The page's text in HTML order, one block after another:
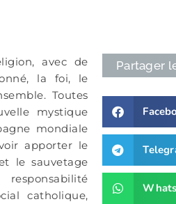
avec de
la foi, le
Toutes
mystique
mondiale
apporter le
le sauvetage
catholique,
Partager